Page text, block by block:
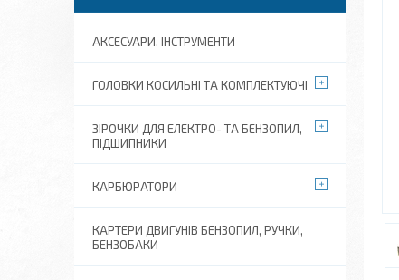
АКСЕСУАРИ, ІНСТРУМЕНТИ
ГОЛОВКИ КОСИЛЬНІ ТА КОМПЛЕКТУЮЧІ
ЗІРОЧКИ ДЛЯ ЕЛЕКТРО- ТА БЕНЗОПИЛ,
ПІДШИПНИКИ
КАРБЮРАТОРИ
КАРТЕРИ ДВИГУНІВ БЕНЗОПИЛ, РУЧКИ,
БЕНЗОБАКИ